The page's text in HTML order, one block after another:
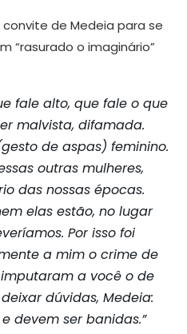
de Medeia para se
“rasurado o imaginário”
fale alto, que fale o que
malvista, difamada.
de aspas) feminino.
outras mulheres,
das nossas épocas.
elas estão, no lugar
Por isso foi
a mim o crime de
a você o de
dúvidas, Medeia:
devem ser banidas.”